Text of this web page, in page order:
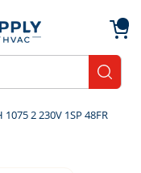
2 230V 1SP 48FR